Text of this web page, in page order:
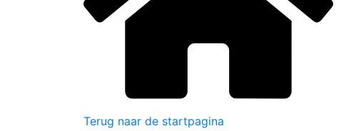
Terug naar de startpagina